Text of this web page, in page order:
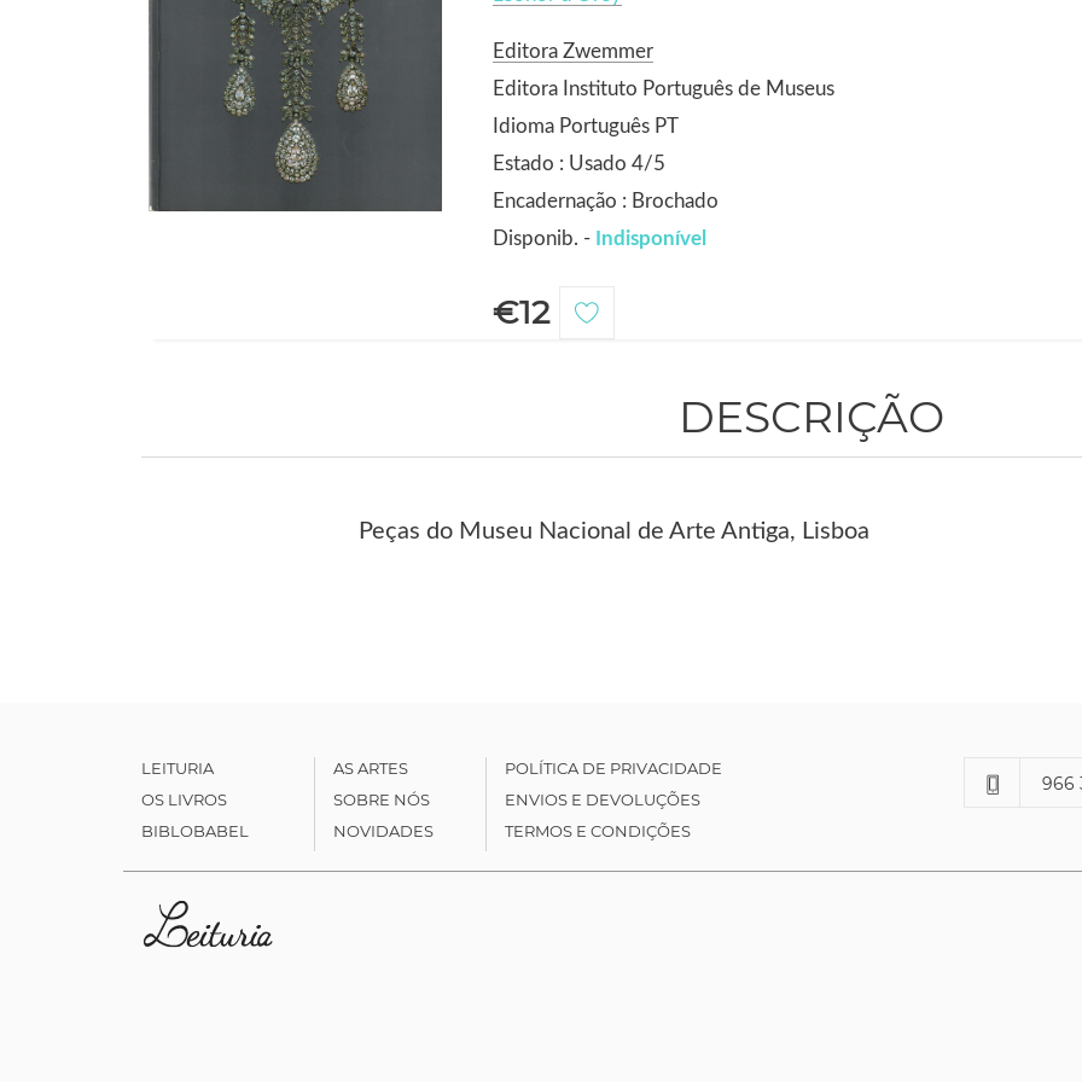
Editora Zwemmer
Editora Instituto Português de Museus
Idioma Português PT
Estado : Usado 4/5
Encadernação : Brochado
Disponib. - Indisponível
€12
DESCRIÇÃO
Peças do Museu Nacional de Arte Antiga, Lisboa
LEITURIA
OS LIVROS
BIBLOBABEL
AS ARTES
SOBRE NÓS
NOVIDADES
POLÍTICA DE PRIVACIDADE
ENVIOS E DEVOLUÇÕES
TERMOS E CONDIÇÕES
966